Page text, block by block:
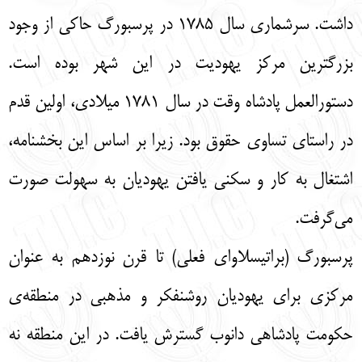
داشت. سرشماري سال 1785 در پرسبورگ حاكي از وجود
بزرگترين مركز يهوديت در اين شهر بوده است.
دستورالعمل پادشاه وقت در سال 1781 ميلادي، اولين قدم
در راستاي تساوي حقوق بود. زيرا بر اساس اين بخشنامه،
اشتغال به كار و سكني يافتن يهوديان به سهولت صورت
مي‌گرفت.
پرسبورگ (براتيسلاواي فعلي) تا قرن نوزدهم به عنوان
مركزي براي يهوديان روشنفكر و مذهبي در منطقه‌ی
حكومت پادشاهی دانوب گسترش يافت. در اين منطقه نه